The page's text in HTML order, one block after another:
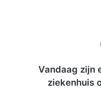
Vandaag zijn
ziekenhuis